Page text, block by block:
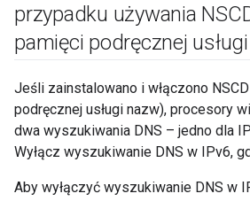
przypadku używania
pamięci podręcznej
Jeśli zainstalowano i włączono
podręcznej usługi nazw), procesory
dwa wyszukiwania DNS – jedno dla
Wyłącz wyszukiwanie DNS w IPv6,
Aby wyłączyć wyszukiwanie DNS w